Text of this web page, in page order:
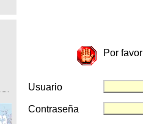
Por
Usuario
Contraseña